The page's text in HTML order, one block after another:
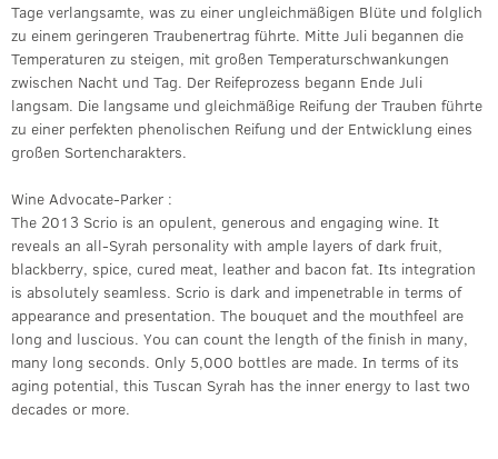
Tage verlangsamte, was zu einer ungleichmäßigen Blüte und folglich
zu einem geringeren Traubenertrag führte. Mitte Juli begannen die
Temperaturen zu steigen, mit großen Temperaturschwankungen
zwischen Nacht und Tag. Der Reifeprozess begann Ende Juli
langsam. Die langsame und gleichmäßige Reifung der Trauben führte
zu einer perfekten phenolischen Reifung und der Entwicklung eines
großen Sortencharakters.
Wine Advocate-Parker :
The 2013 Scrio is an opulent, generous and engaging wine. It
reveals an all-Syrah personality with ample layers of dark fruit,
blackberry, spice, cured meat, leather and bacon fat. Its integration
is absolutely seamless. Scrio is dark and impenetrable in terms of
appearance and presentation. The bouquet and the mouthfeel are
long and luscious. You can count the length of the finish in many,
many long seconds. Only 5,000 bottles are made. In terms of its
aging potential, this Tuscan Syrah has the inner energy to last two
decades or more.